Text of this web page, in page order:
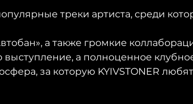
треки артиста, среди
а также громкие
а полноценное
за которую KYIVSTONER